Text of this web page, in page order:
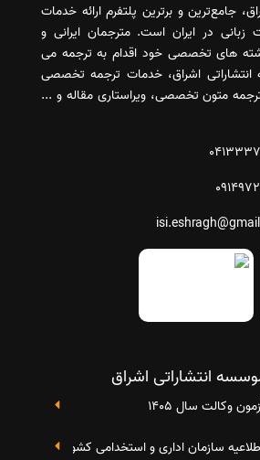
جامع‌ترین و برترین پلتفرم ارائه خدمات
در ایران است. مترجمان ایرانی و
های تخصصی خود اقدام به ترجمه می
انتشاراتی اشراق، خدمات ترجمه تخصصی
متون تخصصی، ویراستاری مقاله و ...
انتشاراتی اشراق
وکالت سال 1405
سازمان اداری و استخدامی کشور در خصوص